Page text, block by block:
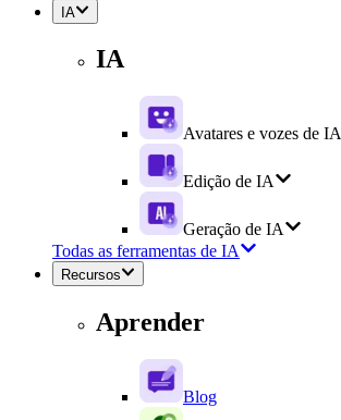
IA
IA
Avatares e vozes de IA
Edição de IA
Geração de IA
Todas as ferramentas de IA
Recursos
Aprender
Blog